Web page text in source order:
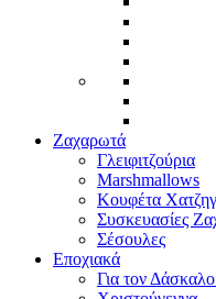
Ζαχαρωτά
Γλειφιτζούρια
Marshmallows
Κουφέτα
Συσκευασίες
Σέσουλες
Εποχιακά
Για τον